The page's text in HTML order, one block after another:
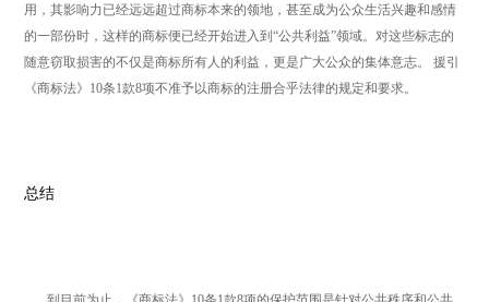
用，其影响力已经远远超过商标本来的领地，甚至成为公众生活兴趣和感情
的一部份时，这样的商标便已经开始进入到“公共利益”领域。对这些标志的
随意窃取损害的不仅是商标所有人的利益，更是广大公众的集体意志。 援引
《商标法》10条1款8项不准予以商标的注册合乎法律的规定和要求。
总结